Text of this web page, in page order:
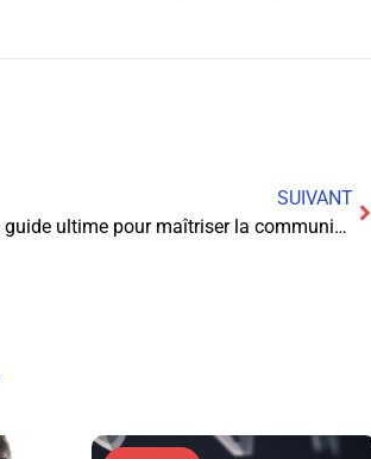
SUIVANT
TikTok : le guide ultime pour maîtriser la communication sur l’application